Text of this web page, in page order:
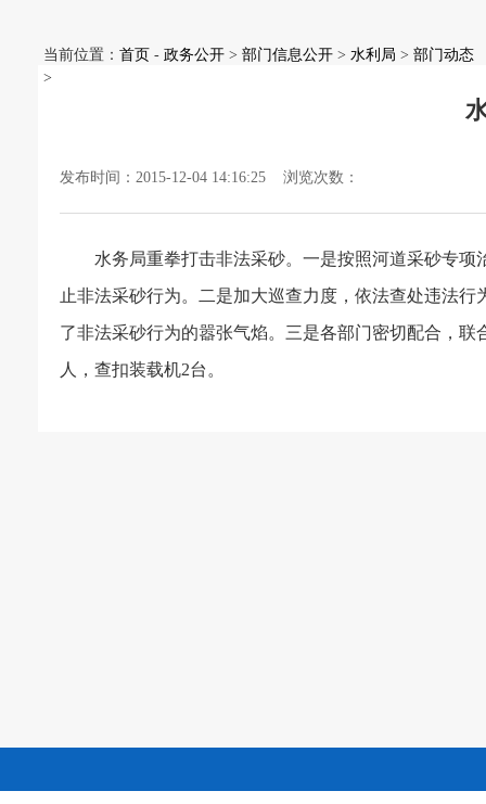
当前位置： 首页 - 政务公开 > 部门信息公开 > 水利局 > 部门动态
>
发布时间：2015-12-04 14:16:25 浏览次数：
水务局重拳打击非法采砂。一是按照河道采砂专
止非法采砂行为。二是加大巡查力度，依法查处违法行
了非法采砂行为的嚣张气焰。三是各部门密切配合，联
人，查扣装载机2台。